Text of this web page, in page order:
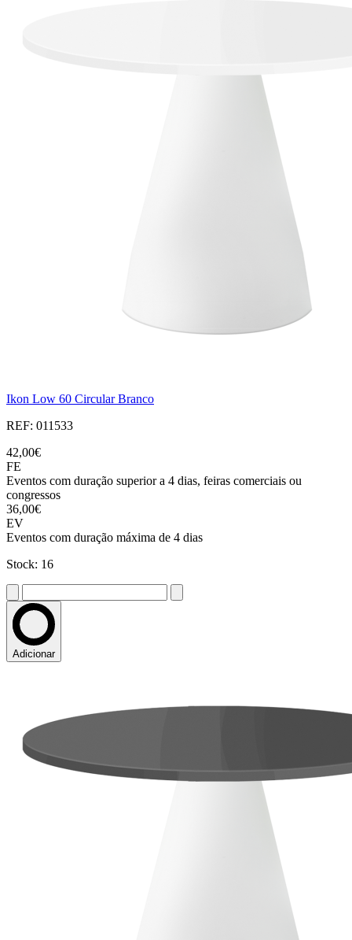
Ikon Low 60 Circular Branco
REF: 011533
42,00€
FE
Eventos com duração superior a 4 dias, feiras comerciais ou
congressos
36,00€
EV
Eventos com duração máxima de 4 dias
Stock: 16
Adicionar